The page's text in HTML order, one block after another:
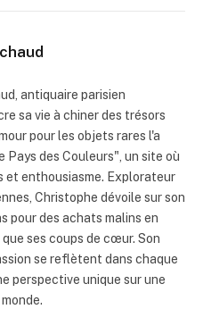
antiquaire parisien
sa vie à chiner des trésors
pour les objets rares l'a
Pays des Couleurs", un site où
et enthousiasme. Explorateur
Christophe dévoile sur son
pour des achats malins en
que ses coups de cœur. Son
se reflètent dans chaque
perspective unique sur une